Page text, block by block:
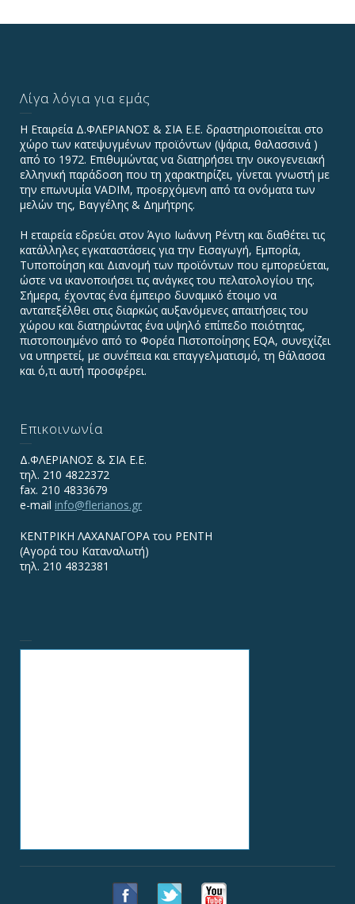
Λίγα λόγια για εμάς
Η Εταιρεία Δ.ΦΛΕΡΙΑΝΟΣ & ΣΙΑ Ε.Ε. δραστηριοποιείται στο
χώρο των κατεψυγμένων προϊόντων (ψάρια, θαλασσινά )
από το 1972. Επιθυμώντας να διατηρήσει την οικογενειακή
ελληνική παράδοση που τη χαρακτηρίζει, γίνεται γνωστή με
την επωνυμία VADIΜ, προερχόμενη από τα ονόματα των
μελών της, Βαγγέλης & Δημήτρης.
Η εταιρεία εδρεύει στον Άγιο Ιωάννη Ρέντη και διαθέτει τις
κατάλληλες εγκαταστάσεις για την Εισαγωγή, Εμπορία,
Τυποποίηση και Διανομή των προϊόντων που εμπορεύεται,
ώστε να ικανοποιήσει τις ανάγκες του πελατολογίου της.
Σήμερα, έχοντας ένα έμπειρο δυναμικό έτοιμο να
ανταπεξέλθει στις διαρκώς αυξανόμενες απαιτήσεις του
χώρου και διατηρώντας ένα υψηλό επίπεδο ποιότητας,
πιστοποιημένο από το Φορέα Πιστοποίησης EQA, συνεχίζει
να υπηρετεί, με συνέπεια και επαγγελματισμό, τη θάλασσα
και ό,τι αυτή προσφέρει.
Επικοινωνία
Δ.ΦΛΕΡΙΑΝΟΣ & ΣΙΑ Ε.Ε.
τηλ. 210 4822372
fax. 210 4833679
e-mail info@flerianos.gr
ΚΕΝΤΡΙΚΗ ΛΑΧΑΝΑΓΟΡΑ του ΡΕΝΤΗ
(Αγορά του Καταναλωτή)
τηλ. 210 4832381